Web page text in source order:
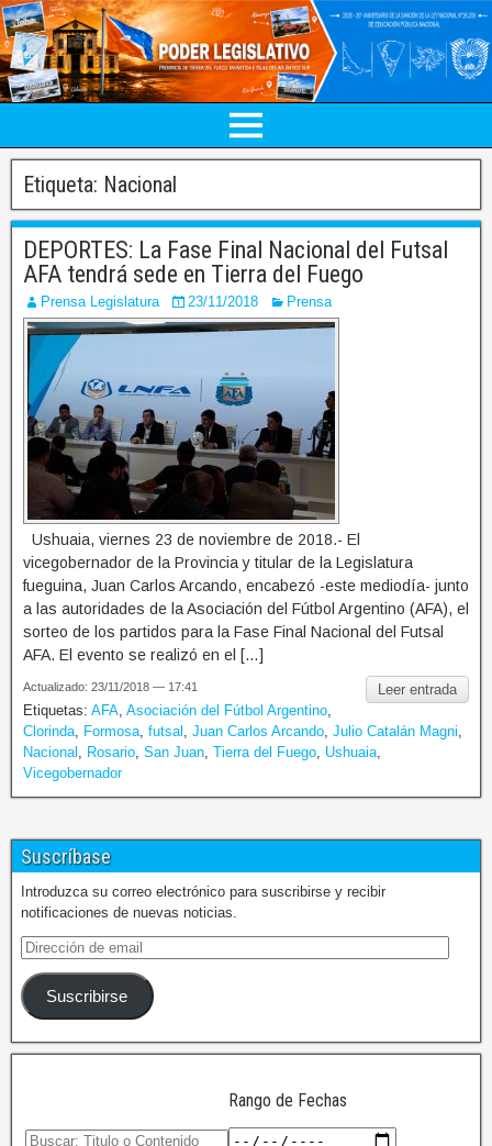
Etiqueta: Nacional
DEPORTES: La Fase Final Nacional del Futsal
AFA tendrá sede en Tierra del Fuego
Prensa Legislatura 23/11/2018 Prensa
Ushuaia, viernes 23 de noviembre de 2018.- El
vicegobernador de la Provincia y titular de la Legislatura
fueguina, Juan Carlos Arcando, encabezó -este mediodía- junto
a las autoridades de la Asociación del Fútbol Argentino (AFA), el
sorteo de los partidos para la Fase Final Nacional del Futsal
AFA. El evento se realizó en el […]
Leer entrada
Actualizado: 23/11/2018 — 17:41
Etiquetas: AFA Asociación del Fútbol Argentino
Clorinda
Formosa futsal Juan Carlos Arcando Julio Catalán Magni
Nacional
Rosario San Juan Tierra del Fuego Ushuaia
Vicegobernador
Suscríbase
Introduzca su correo electrónico para suscribirse y recibir
notificaciones de nuevas noticias.
Suscribirse
Rango de Fechas